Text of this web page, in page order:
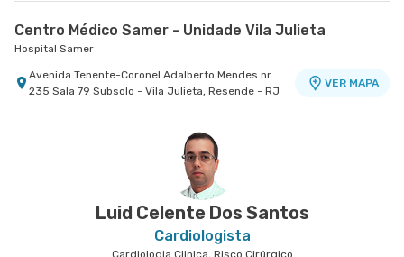
Centro Médico Samer - Unidade Vila Julieta
Hospital Samer
Avenida Tenente-Coronel Adalberto Mendes nr.
235 Sala 79 Subsolo - Vila Julieta, Resende - RJ
VER MAPA
Luid Celente Dos Santos
Cardiologista
Cardiologia Clinica, Risco Cirúrgico